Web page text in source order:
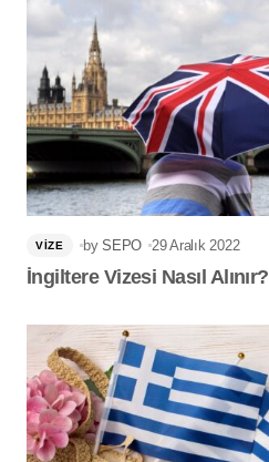
VIZE by SEPO 29 Aralık 2022
İngiltere Vizesi Nasıl Alınır?